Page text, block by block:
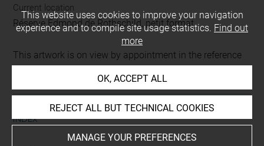
Current location
Réserve Edmond de Rothschild, petit format
This artwork is on view by appointment in the reference
INDEX
This website uses cookies to improve your navigation
experience and to compile site usage statistics. Find out
more
OK, ACCEPT ALL
REJECT ALL BUT TECHNICAL COOKIES
MANAGE YOUR PREFERENCES